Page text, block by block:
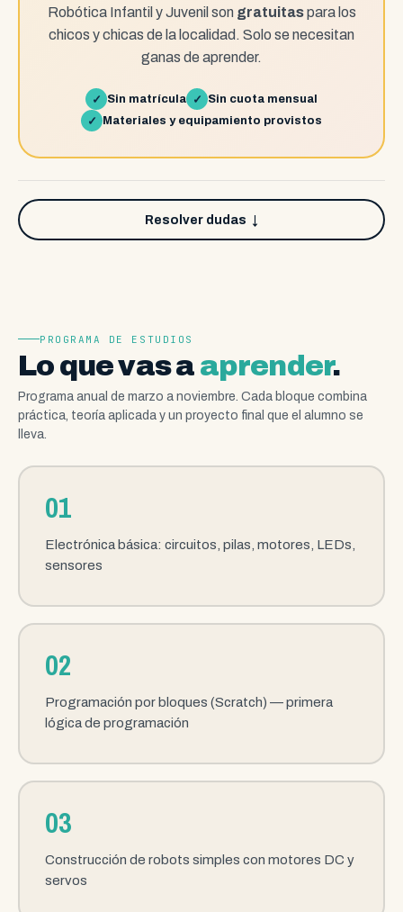
Robótica Infantil y Juvenil son gratuitaspara los
chicos y chicas de la localidad. Solo se necesitan
ganas de aprender.
✓ Sin matrícula ✓
Sin cuota mensual
✓
Materiales y equipamiento provistos
Resolver dudas ↓
PROGRAMA DE ESTUDIOS
Lo que vas a aprender.
Programa anual de marzo a noviembre. Cada bloque combina
práctica, teoría aplicada y un proyecto final que el alumno se
lleva.
01
Electrónica básica: circuitos, pilas, motores, LEDs,
sensores
02
Programación por bloques (Scratch) — primera
lógica de programación
03
Construcción de robots simples con motores DC y
servos